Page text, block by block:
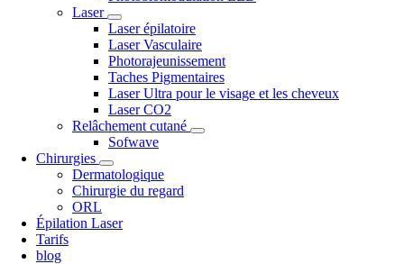
Laser
Laser épilatoire
Laser Vasculaire
Photorajeunissement
Taches Pigmentaires
Laser Ultra pour le visage et les cheveux
Laser CO2
Relâchement cutané
Sofwave
Chirurgies
Dermatologique
Chirurgie du regard
ORL
Épilation Laser
Tarifs
blog